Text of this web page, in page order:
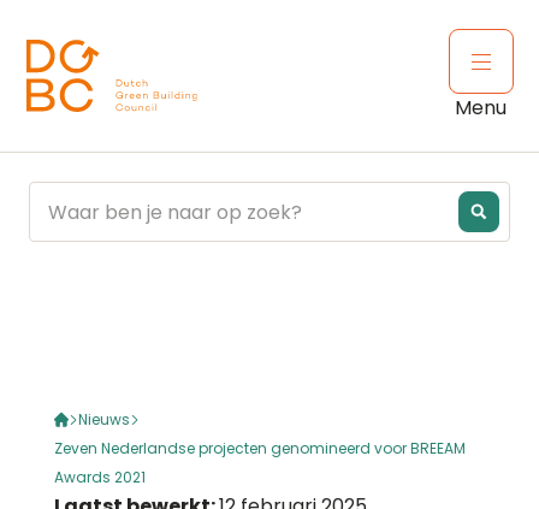
Open
Menu
Nieuws
Zeven Nederlandse projecten genomineerd voor BREEAM
Awards 2021